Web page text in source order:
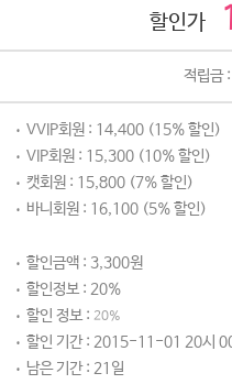
할인가
적립금 :
VVIP회원 : 14,400 (15% 할인)
VIP회원 : 15,300 (10% 할인)
캣회원 : 15,800 (7% 할인)
바니회원 : 16,100 (5% 할인)
할인금액 : 3,300원
할인정보 : 20%
할인 정보 : 20%
할인 기간 : 2015-11-01 20시
남은 기간 : 21일